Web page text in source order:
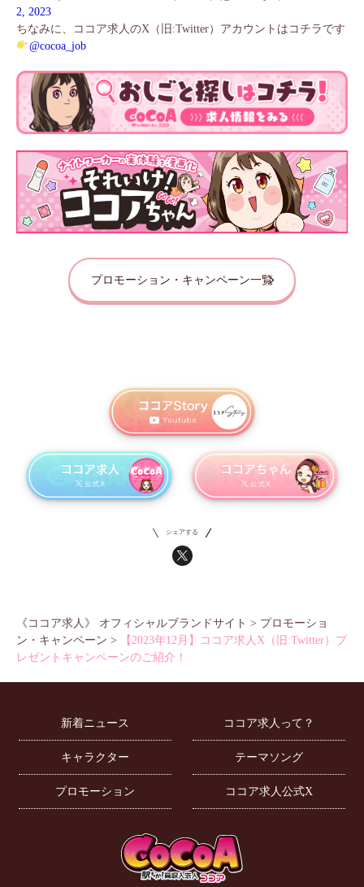
2, 2023
ちなみに、ココア求人のX（旧:Twitter）アカウントはコチラです
@cocoa_job
プロモーション・キャンペーン一覧
シェアする
《ココア求人》 オフィシャルブランドサイト > プロモーショ
ン・キャンペーン >
【2023年12月】ココア求人X（旧:Twitter）プ
レゼントキャンペーンのご紹介！
新着ニュース ココア求人って？
キャラクター テーマソング
プロモーション ココア求人公式X